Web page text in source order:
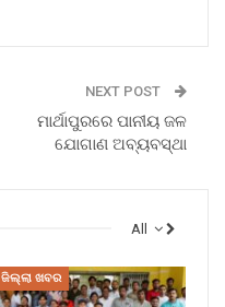
NEXT POST
ମାର୍ଥାପୁରରେ ପାନୀୟ ଜଳ
ଯୋଗାଣ ଅବ୍ୟବସ୍ଥା
All
ଜିଲ୍ଲା ଖବର